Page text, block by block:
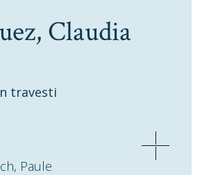
Claudia
travesti
Paule